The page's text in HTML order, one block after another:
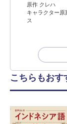
原作 クレハ
キャラクター原
ス
こちらもおす